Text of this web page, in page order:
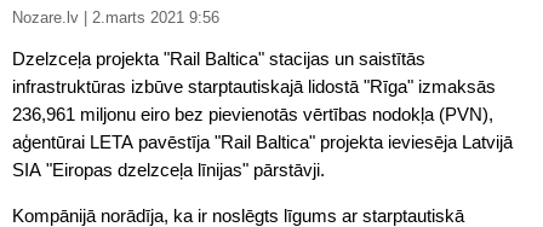
Nozare.lv | 2.marts 2021 9:56
Dzelzceļa projekta "Rail Baltica" stacijas un saistītās
infrastruktūras izbūve starptautiskajā lidostā "Rīga" izmaksās
236,961 miljonu eiro bez pievienotās vērtības nodokļa (PVN),
aģentūrai LETA pavēstīja "Rail Baltica" projekta ieviesēja Latvijā
SIA "Eiropas dzelzceļa līnijas" pārstāvji.
Kompānijā norādīja, ka ir noslēgts līgums ar starptautiskā